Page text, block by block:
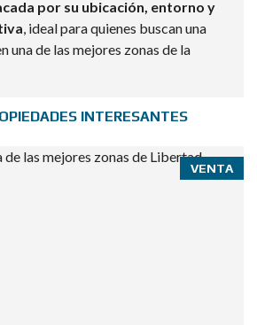
por su ubicación, entorno y
, ideal para quienes buscan una
una de las mejores zonas de la
INTERESANTES
VENTA